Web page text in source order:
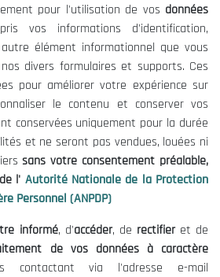
est restreint.
utiles
Consultations
pour l'utilisation de vos données
vos informations d'identification,
élément informationnel que vous
divers formulaires et supports. Ces
pour améliorer votre expérience sur
le contenu et conserver vos
conservées uniquement pour la durée
et ne seront pas vendues, louées ni
sans votre consentement préalable,
l' Autorité Nationale de la Protection
Personnel (ANPDP)
informé, d'accéder, de rectifieret de
de vos données à caractère
via l'adresse e-mail